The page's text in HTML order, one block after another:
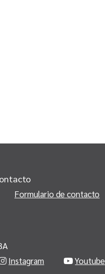
Formulario de contacto
Instagram Youtube